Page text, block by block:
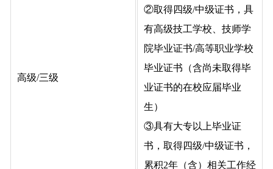
高级/三级
②取得四级/中级证书，具
有高级技工学校、技师学
院毕业证书/高等职业学校
毕业证书（含尚未取得毕
业证书的在校应届毕业
生）
③具有大专以上毕业证
书，取得四级/中级证书，
累积2年（含）相关工作经